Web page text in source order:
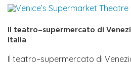
Il teatro–supermercato di
Italia
Il teatro–supermercato di